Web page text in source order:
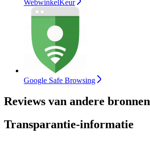
WebwinkelKeur
Google Safe Browsing
Reviews van andere bronnen
Transparantie-informatie